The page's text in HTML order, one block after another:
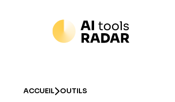
ACCUEIL OUTILS